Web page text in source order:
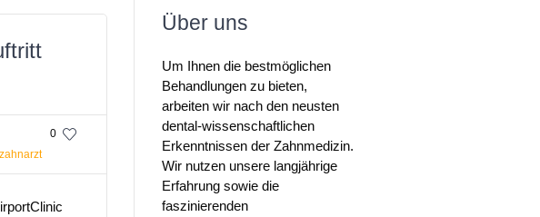
0
zahnarzt
Über uns
Um Ihnen die bestmöglichen
Behandlungen zu bieten,
arbeiten wir nach den neusten
dental-wissenschaftlichen
Erkenntnissen der Zahnmedizin.
Wir nutzen unsere langjährige
Erfahrung sowie die
faszinierenden